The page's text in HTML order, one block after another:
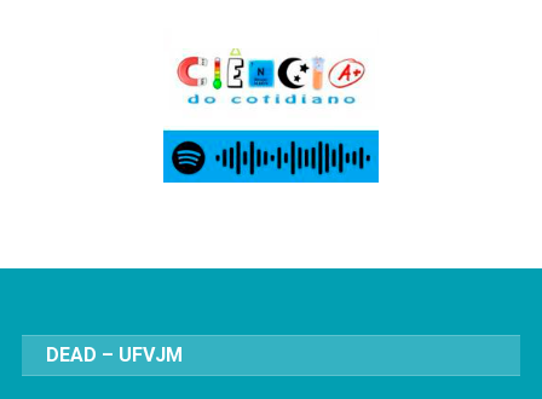
DEAD – UFVJM